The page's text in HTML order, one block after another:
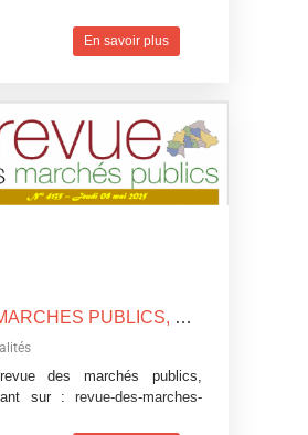
En savoir plus
REVUE DES MARCHES PUBLICS, N°4135
des marchés publics,
sur : revue-des-marches-